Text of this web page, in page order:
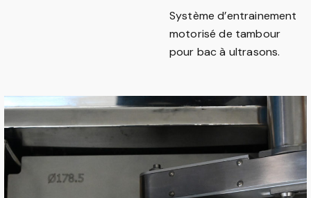
Système d’entrainement
motorisé de tambour
pour bac à ultrasons.